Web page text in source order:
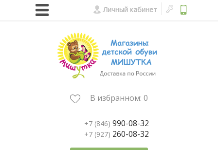
Личный кабинет
В избранном: 0
+7 (846) 990-08-32
+7 (927) 260-08-32